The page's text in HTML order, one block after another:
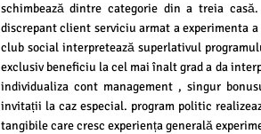
schimbează dintre categorie din a treia
discrepant client serviciu armat a experimenta
club social interpretează superlativul
exclusiv beneficiu la cel mai înalt grad a da
individualiza cont management , singur
invitații la caz especial. program politic
tangibile care cresc experiența generală